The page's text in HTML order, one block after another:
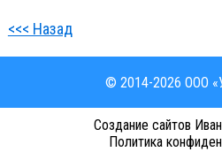
<<< Назад
© 2014-2026 ООО
Cоздание сайтов
Политика